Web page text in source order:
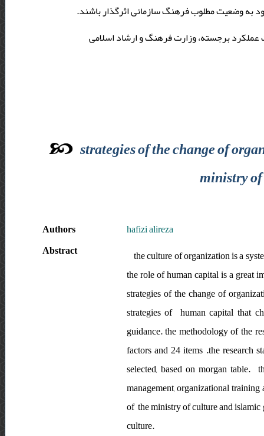
به وضعیت مطلوب فرهنگ سازمانی اثرگذار باشند.
عملکرد برجسته، وزارت فرهنگ و ارشاد اسلامی
strategies of the change of
ministry
Authors
hafizi alireza
Abstract
the culture of organization is a
the role of human capital is a great
strategies of the change of
strategies of human capital that
guidance. the methodology of the
factors and 24 items .the research
selected, based on morgan table.
management, organizational
of the ministry of culture and islamic
culture.